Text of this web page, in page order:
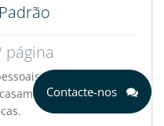
página
diretos, incluindo
polícia ou
Contacte-nos